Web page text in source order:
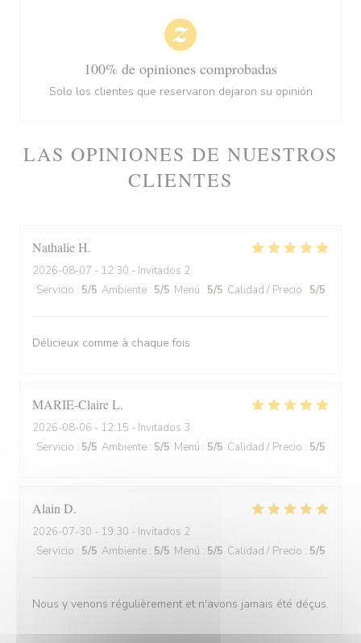
LAS OPINIONES DE NUESTROS
CLIENTES
NathalieH
2026-08-07 - 12:30 - Invitados 2
Servicio : 5/5 Ambiente : 5/5 Menú : 5/5 Calidad / Precio : 5/5
Délicieux comme à chaque fois
MARIE-ClaireL
2026-08-06 - 12:15 - Invitados 3
Servicio : 5/5 Ambiente : 5/5 Menú : 5/5 Calidad / Precio : 5/5
Alain D
2026-07-30 - 19:30 - Invitados 2
Servicio : 5/5 Ambiente : 5/5 Menú : 5/5 Calidad / Precio : 5/5
Nous y venons régulièrement et n'avons jamais été déçus.
100% de opiniones comprobadas
Solo los clientes que reservaron dejaron su opinión